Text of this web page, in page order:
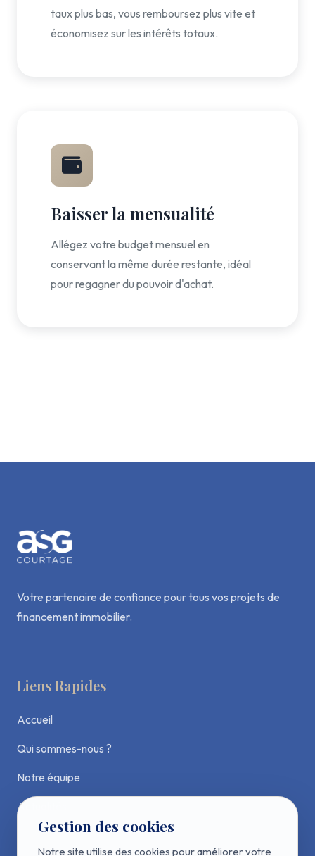
taux plus bas, vous remboursez plus vite et
économisez sur les intérêts totaux.
Baisser la mensualité
Allégez votre budget mensuel en
conservant la même durée restante, idéal
pour regagner du pouvoir d'achat.
Votre partenaire de confiance pour tous vos projets de
financement immobilier.
Liens Rapides
Accueil
Qui sommes-nous ?
Notre équipe
Actualités
Gestion des cookies
Notre site utilise des cookies pour améliorer votre